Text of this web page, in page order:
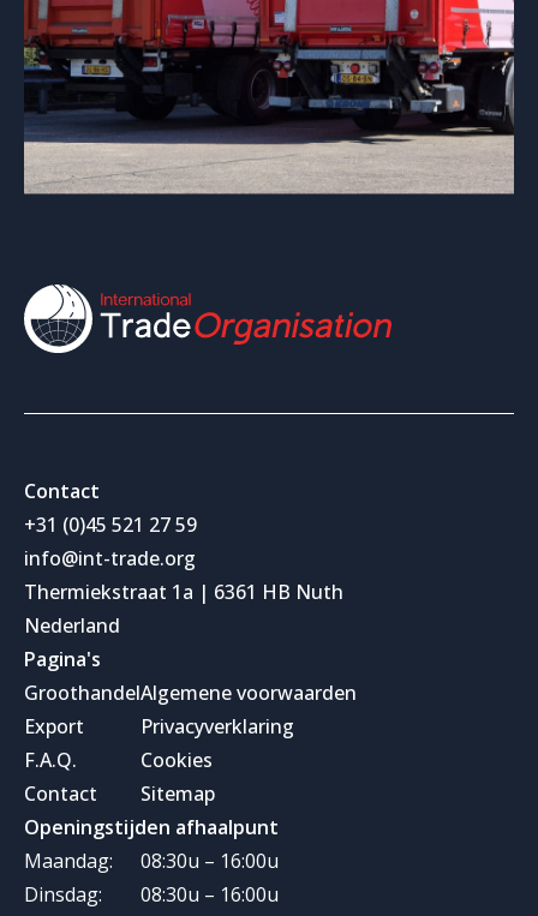
Contact
+31 (0)45 521 27 59
info@int-trade.org
Thermiekstraat 1a | 6361 HB Nuth
Nederland
Pagina's
Groothandel
Export
F.A.Q.
Contact
Algemene voorwaarden
Privacyverklaring
Cookies
Sitemap
Openingstijden afhaalpunt
Maandag:
Dinsdag:
08:30u – 16:00u
08:30u – 16:00u